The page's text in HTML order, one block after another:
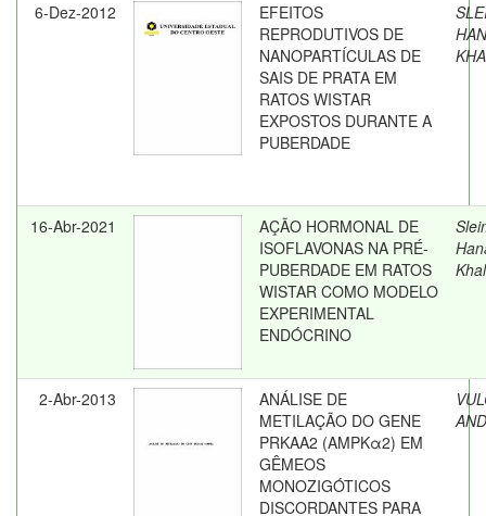
6-Dez-2012
EFEITOS
REPRODUTIVOS DE
NANOPARTÍCULAS DE
SAIS DE PRATA EM
RATOS WISTAR
EXPOSTOS DURANTE A
PUBERDADE
16-Abr-2021
AÇÃO HORMONAL DE
ISOFLAVONAS NA PRÉ-
PUBERDADE EM RATOS
WISTAR COMO MODELO
EXPERIMENTAL
ENDÓCRINO
2-Abr-2013
ANÁLISE DE
METILAÇÃO DO GENE
PRKAA2 (AMPKα2) EM
GÊMEOS
MONOZIGÓTICOS
DISCORDANTES PARA